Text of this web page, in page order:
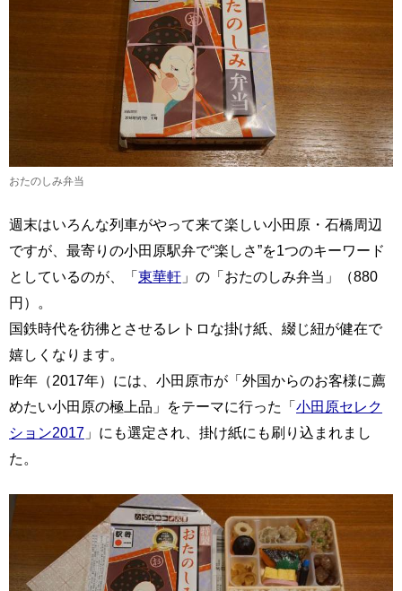
おたのしみ弁当
週末はいろんな列車がやって来て楽しい小田原・石橋周辺
ですが、最寄りの小田原駅弁で“楽しさ”を1つのキーワード
としているのが、「東華軒 」の「おたのしみ弁当」（880
円）。
国鉄時代を彷彿とさせるレトロな掛け紙、綴じ紐が健在で
嬉しくなります。
昨年（2017年）には、小田原市が「外国からのお客様に薦
めたい小田原の極上品」をテーマに行った「小田原セレク
ション2017 」にも選定され、掛け紙にも刷り込まれまし
た。